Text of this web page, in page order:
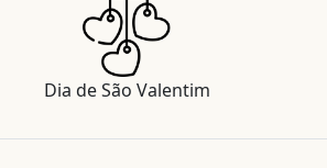
Dia de São Valentim